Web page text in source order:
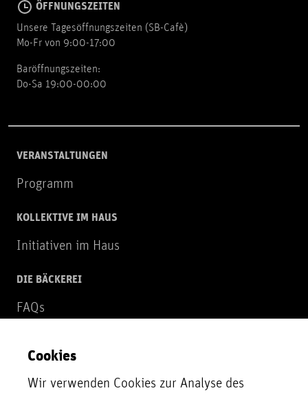
ÖFFNUNGSZEITEN
Unsere Tagesöffnungszeiten (SB-Cafè)
Mo-Fr von 9:00-17:00
Baröffnungszeiten:
Do-Sa 19:00-00:00
VERANSTALTUNGEN
Programm
KOLLEKTIVE IM HAUS
Initiativen im Haus
DIE BÄCKEREI
FAQs
NEWSLETTER
Zur Newsletter Anmeldung
Cookies
Wir verwenden Cookies zur Analyse des